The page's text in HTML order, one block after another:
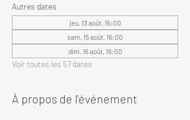
Autres dates
jeu. 13 août, 16:00
sam. 15 août, 16:00
dim. 16 août, 16:00
Voir toutes les 57 dates
À propos de l'événement